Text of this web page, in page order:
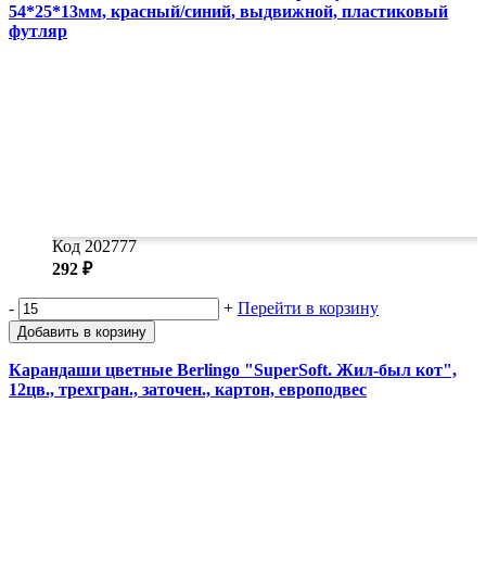
54*25*13мм, красный/синий, выдвижной, пластиковый
футляр
Код 202777
292 ₽
- + Перейти в корзину
Добавить в корзину
Карандаши цветные Berlingo "SuperSoft. Жил-был кот",
12цв., трехгран., заточен., картон, европодвес